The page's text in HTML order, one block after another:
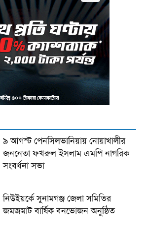
৯ আগস্ট পেনসিলভানিয়ায় নোয়াখালীর
জননেতা ফখরুল ইসলাম এমপি নাগরিক
সংবর্ধনা সভা
নিউইয়র্কে সুনামগঞ্জ জেলা সমিতির
জমজমাট বার্ষিক বনভোজন অনুষ্ঠিত